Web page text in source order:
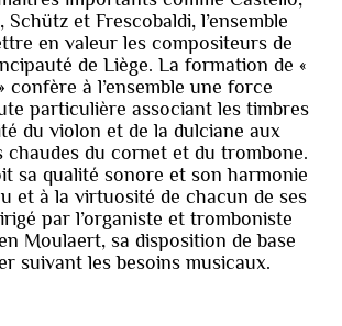
et Frescobaldi, l’ensemble
en valeur les compositeurs de
de Liège. La formation de «
confère à l’ensemble une force
particulière associant les timbres
du violon et de la dulciane aux
chaudes du cornet et du trombone.
sa qualité sonore et son harmonie
et à la virtuosité de chacun de ses
par l’organiste et tromboniste
Moulaert, sa disposition de base
suivant les besoins musicaux.